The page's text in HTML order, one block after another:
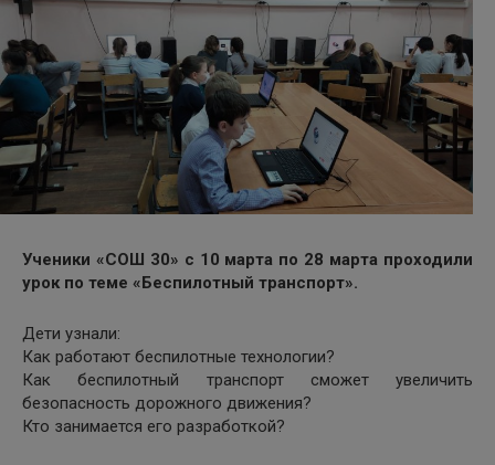
Ученики «СОШ 30» с 10 марта по 28 марта проходили
урок по теме «Беспилотный транспорт».
Дети узнали:
Как работают беспилотные технологии?
Как беспилотный транспорт сможет увеличить
безопасность дорожного движения?
Кто занимается его разработкой?